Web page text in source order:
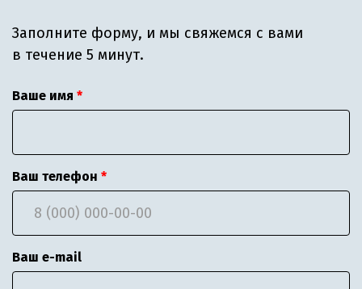
Заполните форму, и мы свяжемся с вами
в течение 5 минут.
Ваше имя
Ваш телефон
Ваш e-mail